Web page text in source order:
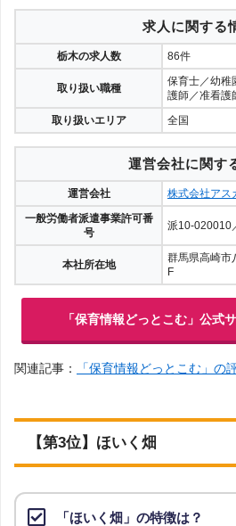
求人に関する
栃木の求人数 86件
取り扱い職種
保育士／幼稚
護師／准看護
取り扱いエリア
全国
運営会社に関す
運営会社
株式会社アス
一般労働者派遣事業許可番
号
派10-020010
本社所在地
群馬県高崎市
F
「保育情報どっとこむ」公式
関連記事： 「保育情報どっとこむ」の
【第3位】ほいく畑
「ほいく畑」の特徴は？